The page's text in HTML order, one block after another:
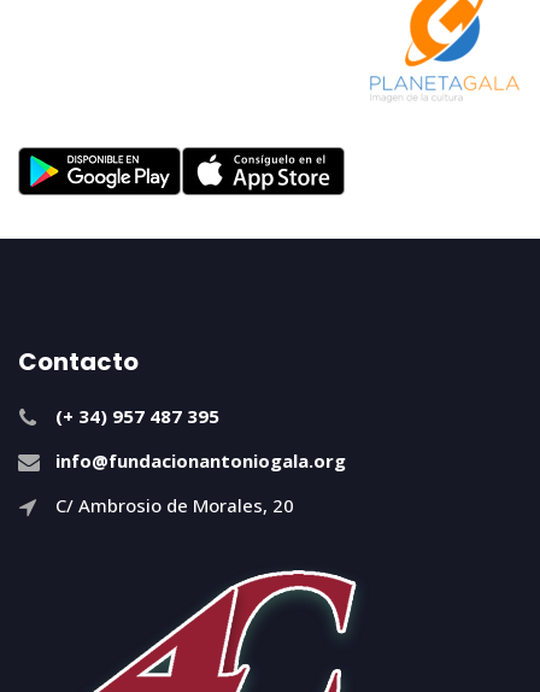
Contacto
(+ 34) 957 487 395
info@fundacionantoniogala.org
C/ Ambrosio de Morales, 20